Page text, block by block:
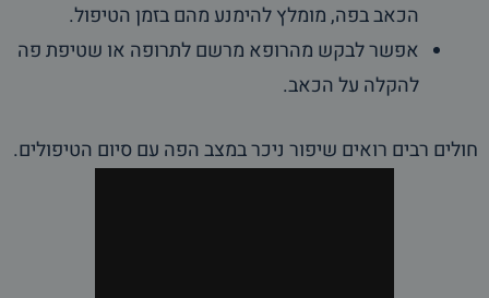
הכאב בפה, מומלץ להימנע מהם בזמן הטיפול.
אפשר לבקש מהרופא מרשם לתרופה או שטיפת פה
להקלה על הכאב.
חולים רבים רואים שיפור ניכר במצב הפה עם סיום הטיפולים.